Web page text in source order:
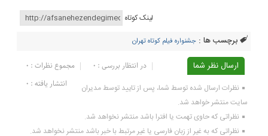
لینک کوتاه
برچسب ها : جشنواره فیلم کوتاه تهران
ارسال نظر شما مجموع نظرات : 0
در انتظار بررسی : 0
انتشار یافته : ۰
نظرات ارسال شده توسط شما، پس از تایید توسط مدیران
سایت منتشر خواهد شد.
نظراتی که حاوی تهمت یا افترا باشد منتشر نخواهد شد.
نظراتی که به غیر از زبان فارسی یا غیر مرتبط با خبر باشد منتشر نخواهد شد.